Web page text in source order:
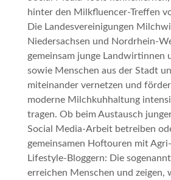
hinter den Milkfluencer-Treffen
Die Landesvereinigungen
Niedersachsen und Nordrhein-
gemeinsam junge Landwirtinnen
sowie Menschen aus der Stadt
miteinander vernetzen und
moderne Milchkuhhaltung
tragen. Ob beim Austausch
Social Media-Arbeit betreiben
gemeinsamen Hoftouren mit
Lifestyle-Bloggern: Die
erreichen Menschen und zeigen,